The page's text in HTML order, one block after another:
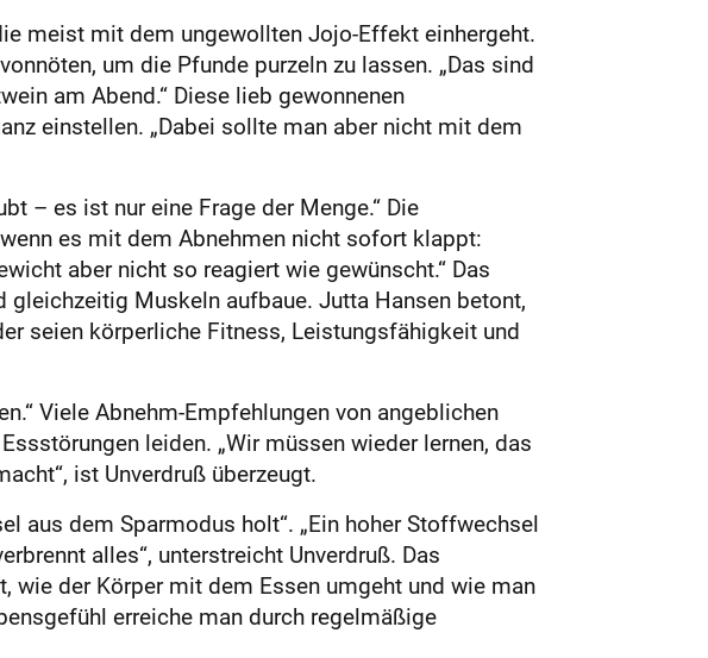
meist mit dem ungewollten Jojo-Effekt einhergeht.
um die Pfunde purzeln zu lassen. „Das sind
am Abend.“ Diese lieb gewonnenen
einstellen. „Dabei sollte man aber nicht mit dem
– es ist nur eine Frage der Menge.“ Die
es mit dem Abnehmen nicht sofort klappt:
aber nicht so reagiert wie gewünscht.“ Das
Muskeln aufbaue. Jutta Hansen betont,
seien körperliche Fitness, Leistungsfähigkeit und
Viele Abnehm-Empfehlungen von angeblichen
leiden. „Wir müssen wieder lernen, das
ist Unverdruß überzeugt.
aus dem Sparmodus holt“. „Ein hoher Stoffwechsel
alles“, unterstreicht Unverdruß. Das
wie der Körper mit dem Essen umgeht und wie man
erreiche man durch regelmäßige